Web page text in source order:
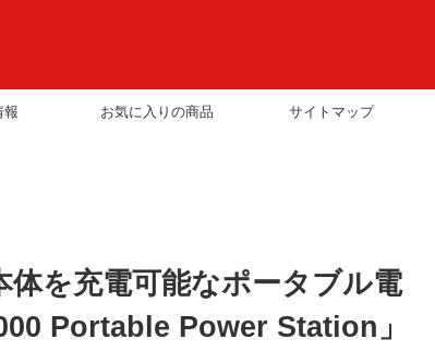
報 お気に入りの商品 サイトマップ
を充電可能なポータブル電
Portable Power Station」